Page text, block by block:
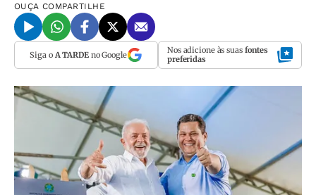
OUÇA COMPARTILHE
Siga o A TARDEno Google Nos adicione às suas fontes
preferidas